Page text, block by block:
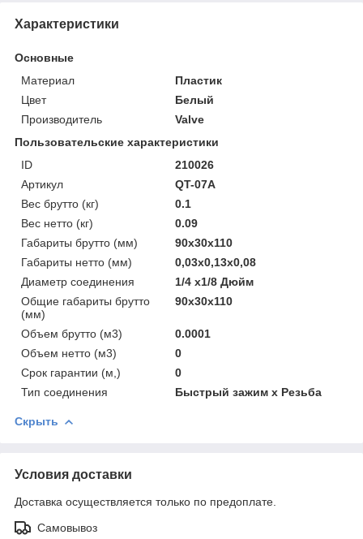
Характеристики
Основные
Материал
Пластик
Цвет
Белый
Производитель
Valve
Пользовательские характеристики
ID
210026
Артикул
QT-07A
Вес брутто (кг)
0.1
Вес нетто (кг)
0.09
Габариты брутто (мм)
90x30x110
Габариты нетто (мм)
0,03x0,13x0,08
Диаметр соединения
1/4 х1/8 Дюйм
Общие габариты брутто
(мм)
90x30x110
Объем брутто (м3)
0.0001
Объем нетто (м3)
0
Срок гарантии (м,)
0
Тип соединения
Быстрый зажим х Резьба
Скрыть
Условия доставки
Доставка осуществляется только по предоплате.
Самовывоз